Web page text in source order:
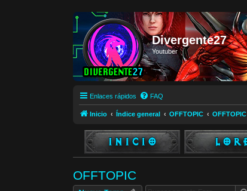
Divergente27
Youtuber
Enlaces rápidos FAQ
Inicio Índice general OFFTOPIC OFFTOPIC
OFFTOPIC